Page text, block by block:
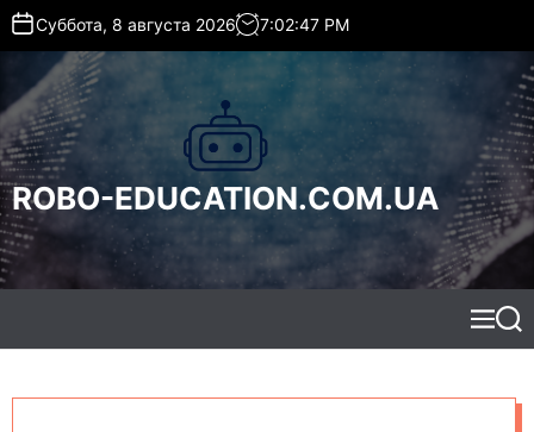
t
o
c
o
n
t
e
Суббота, 8 августа 2026 7:02:48 PM
ROBO-EDUCATION.COM.UA
M
e
S
e